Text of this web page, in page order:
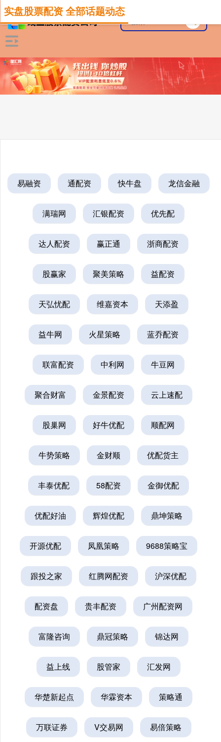
实盘股票配资 全部话题动态
易融资 通配资 快牛盘 龙信金融
满瑞网 汇银配资 优先配
达人配资 赢正通 浙商配资
股赢家 聚美策略 益配资
天弘忧配 维嘉资本 天添盈
益牛网 火星策略 蓝乔配资
联富配资 中利网 牛豆网
聚合财富 金景配资 云上速配
股巢网 好牛优配 顺配网
牛势策略 金财顺 优配货主
丰泰优配 58配资 金御优配
优配好油 辉煌优配 鼎坤策略
开源优配 凤凰策略 9688策略宝
跟投之家 红腾网配资 沪深优配
配资盘 贵丰配资 广州配资网
富隆咨询 鼎冠策略 锦达网
益上线 股管家 汇发网
华楚新起点 华霖资本 策略通
万联证券 V交易网 易倍策略